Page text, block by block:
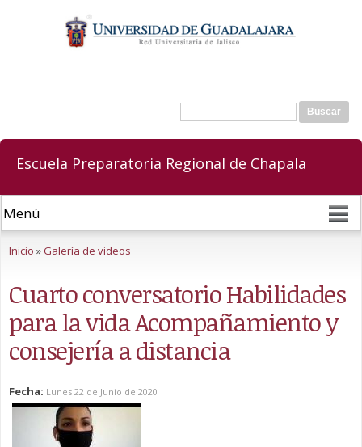
contenido
principal
Formulario de búsqueda
Buscar
Escuela Preparatoria Regional de Chapala
Inicio »Galería de videos
Cuarto conversatorio Habilidades
para la vida Acompañamiento y
consejería a distancia
Fecha: Lunes 22 de Junio de 2020